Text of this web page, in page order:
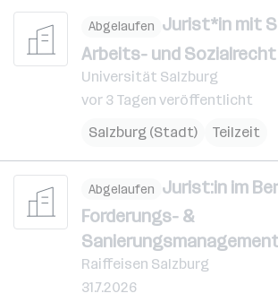
Abgelaufen Jurist*in mit
Arbeits- und Sozialrecht
Universität Salzburg
vor 3 Tagen veröffentlicht
Salzburg (Stadt)
Teilzeit
Abgelaufen Jurist:in im
Forderungs- &
Raiffeisen Salzburg
31.7.2026